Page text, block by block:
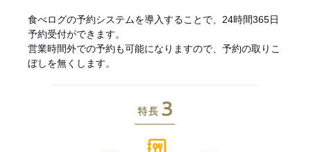
食べログの予約システムを導入することで、24時間365日
予約受付ができます。
営業時間外での予約も可能になりますので、予約の取りこ
ぼしを無くします。